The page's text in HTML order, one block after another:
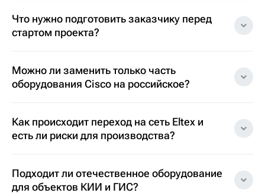
Что нужно подготовить заказчику перед
стартом проекта?
Можно ли заменить только часть
оборудования Cisco на российское?
Как происходит переход на сеть Eltex и
есть ли риски для производства?
Подходит ли отечественное оборудование
для объектов КИИ и ГИС?